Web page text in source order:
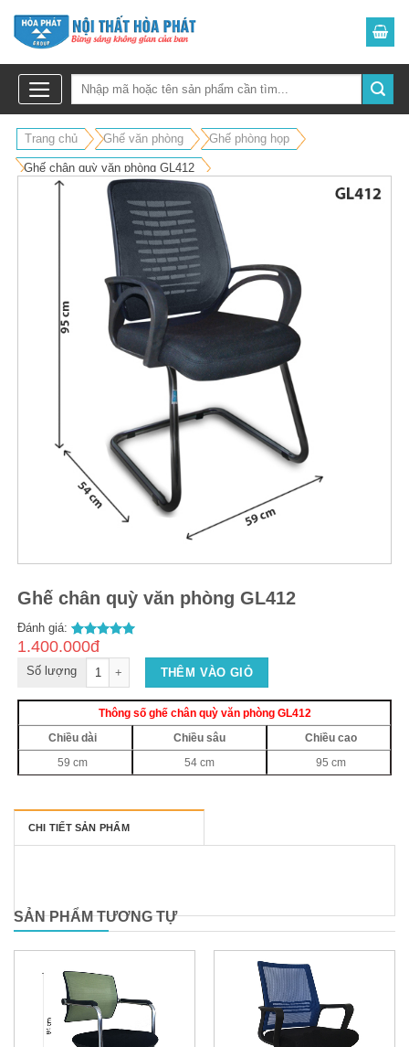
Skip
Trang chủ Ghế văn phòng Ghế phòng họp
Ghế chân quỳ văn phòng GL412
Ghế chân quỳ văn phòng GL412
Đánh giá:
2
5.00out of
1.400.000đ
Số lượng
THÊM VÀO GIỎ
Thông số ghế chân quỳ văn phòng GL412
Chiều dài Chiều sâu Chiều cao
59 cm 54 cm 95 cm
CHI TIẾT SẢN PHẨM
SẢN PHẨM TƯƠNG TỰ